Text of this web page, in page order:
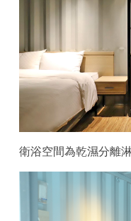
衛浴空間為乾濕分離